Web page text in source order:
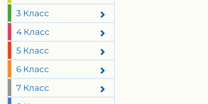
3 Класс
4 Класс
5 Класс
6 Класс
7 Класс